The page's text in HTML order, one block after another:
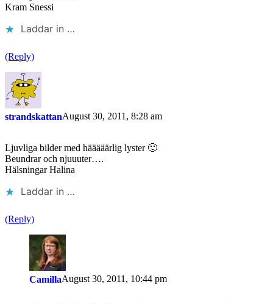
Kram Snessi
Laddar in …
(Reply)
strandskattanAugust 30, 2011, 8:28 am
Ljuvliga bilder med hääääärlig lyster 🙂
Beundrar och njuuuter….
Hälsningar Halina
Laddar in …
(Reply)
CamillaAugust 30, 2011, 10:44 pm